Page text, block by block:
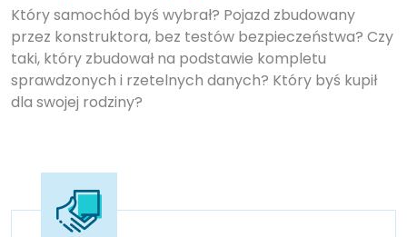
Który samochód byś wybrał? Pojazd zbudowany
przez konstruktora, bez testów bezpieczeństwa? Czy
taki, który zbudował na podstawie kompletu
sprawdzonych i rzetelnych danych? Który byś kupił
dla swojej rodziny?